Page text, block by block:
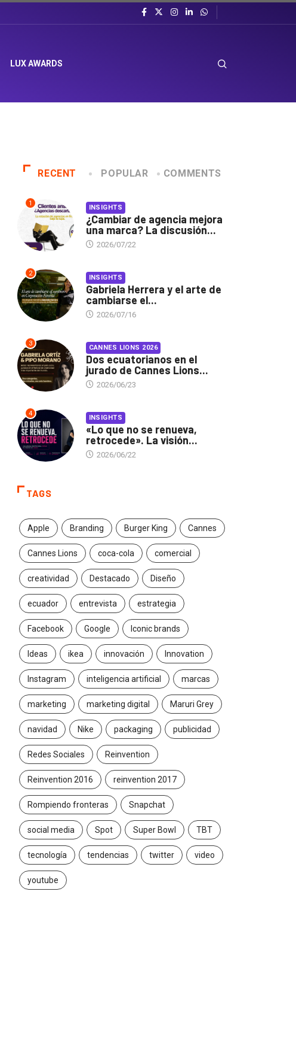
LUX AWARDS
RECENT POPULAR COMMENTS
1 INSIGHTS
¿Cambiar de agencia mejora
una marca? La discusión...
2026/07/22
2 INSIGHTS
Gabriela Herrera y el arte de
cambiarse el...
2026/07/16
3 CANNES LIONS 2026
Dos ecuatorianos en el
jurado de Cannes Lions...
2026/06/23
4 INSIGHTS
«Lo que no se renueva,
retrocede». La visión...
2026/06/22
TAGS
Apple Branding Burger King Cannes
Cannes Lions coca-cola comercial
creatividad Destacado Diseño
ecuador entrevista estrategia
Facebook Google Iconic brands
Ideas ikea innovación Innovation
Instagram inteligencia artificial marcas
marketing marketing digital Maruri Grey
navidad Nike packaging publicidad
Redes Sociales Reinvention
Reinvention 2016 reinvention 2017
Rompiendo fronteras Snapchat
social media Spot Super Bowl TBT
tecnología tendencias twitter video
youtube